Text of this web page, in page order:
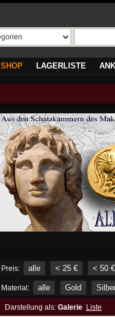
SHOP LAGERLISTE
Preis: alle < 25 € < 50 €
Material: alle Gold
Darstellung als: Galerie Liste